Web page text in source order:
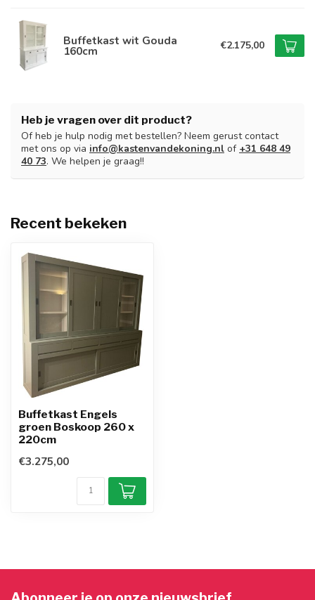
Buffetkast wit Gouda
160cm €2.175,00
Heb je vragen over dit product?
Of heb je hulp nodig met bestellen? Neem gerust contact
met ons op via info@kastenvandekoning.nl of +31 648 49
40 73. We helpen je graag!!
Recent bekeken
Buffetkast Engels
groen Boskoop 260 x
220cm
€3.275,00